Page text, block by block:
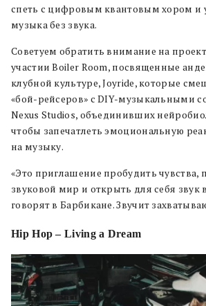
спеть с цифровым квантовым хором и
музыка без звука.
Советуем обратить внимание на
участии Boiler Room, посвященные
клубной культуре, Joyride, которые
«бой-рейсеров» с DIY-музыкальными
Nexus Studios, объединивших
чтобы запечатлеть эмоциональную
на музыку.
«Это приглашение пробудить чувства,
звуковой мир и открыть для себя звук
говорят в Барбикане. Звучит
Hip Hop – Living a Dream